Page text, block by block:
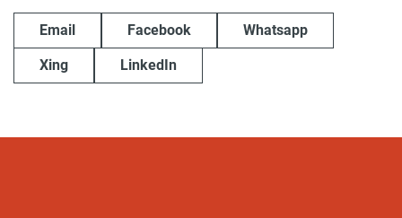
Email Facebook Whatsapp
Xing LinkedIn